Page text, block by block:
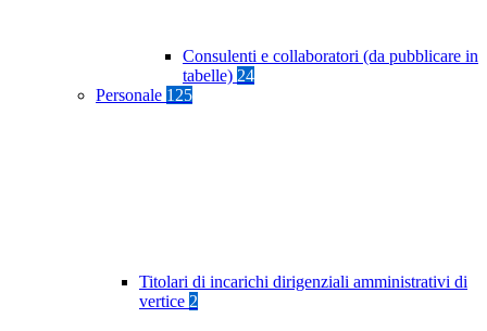
Consulenti e collaboratori (da pubblicare in
tabelle) 24
Personale 125
Titolari di incarichi dirigenziali amministrativi di
vertice 2